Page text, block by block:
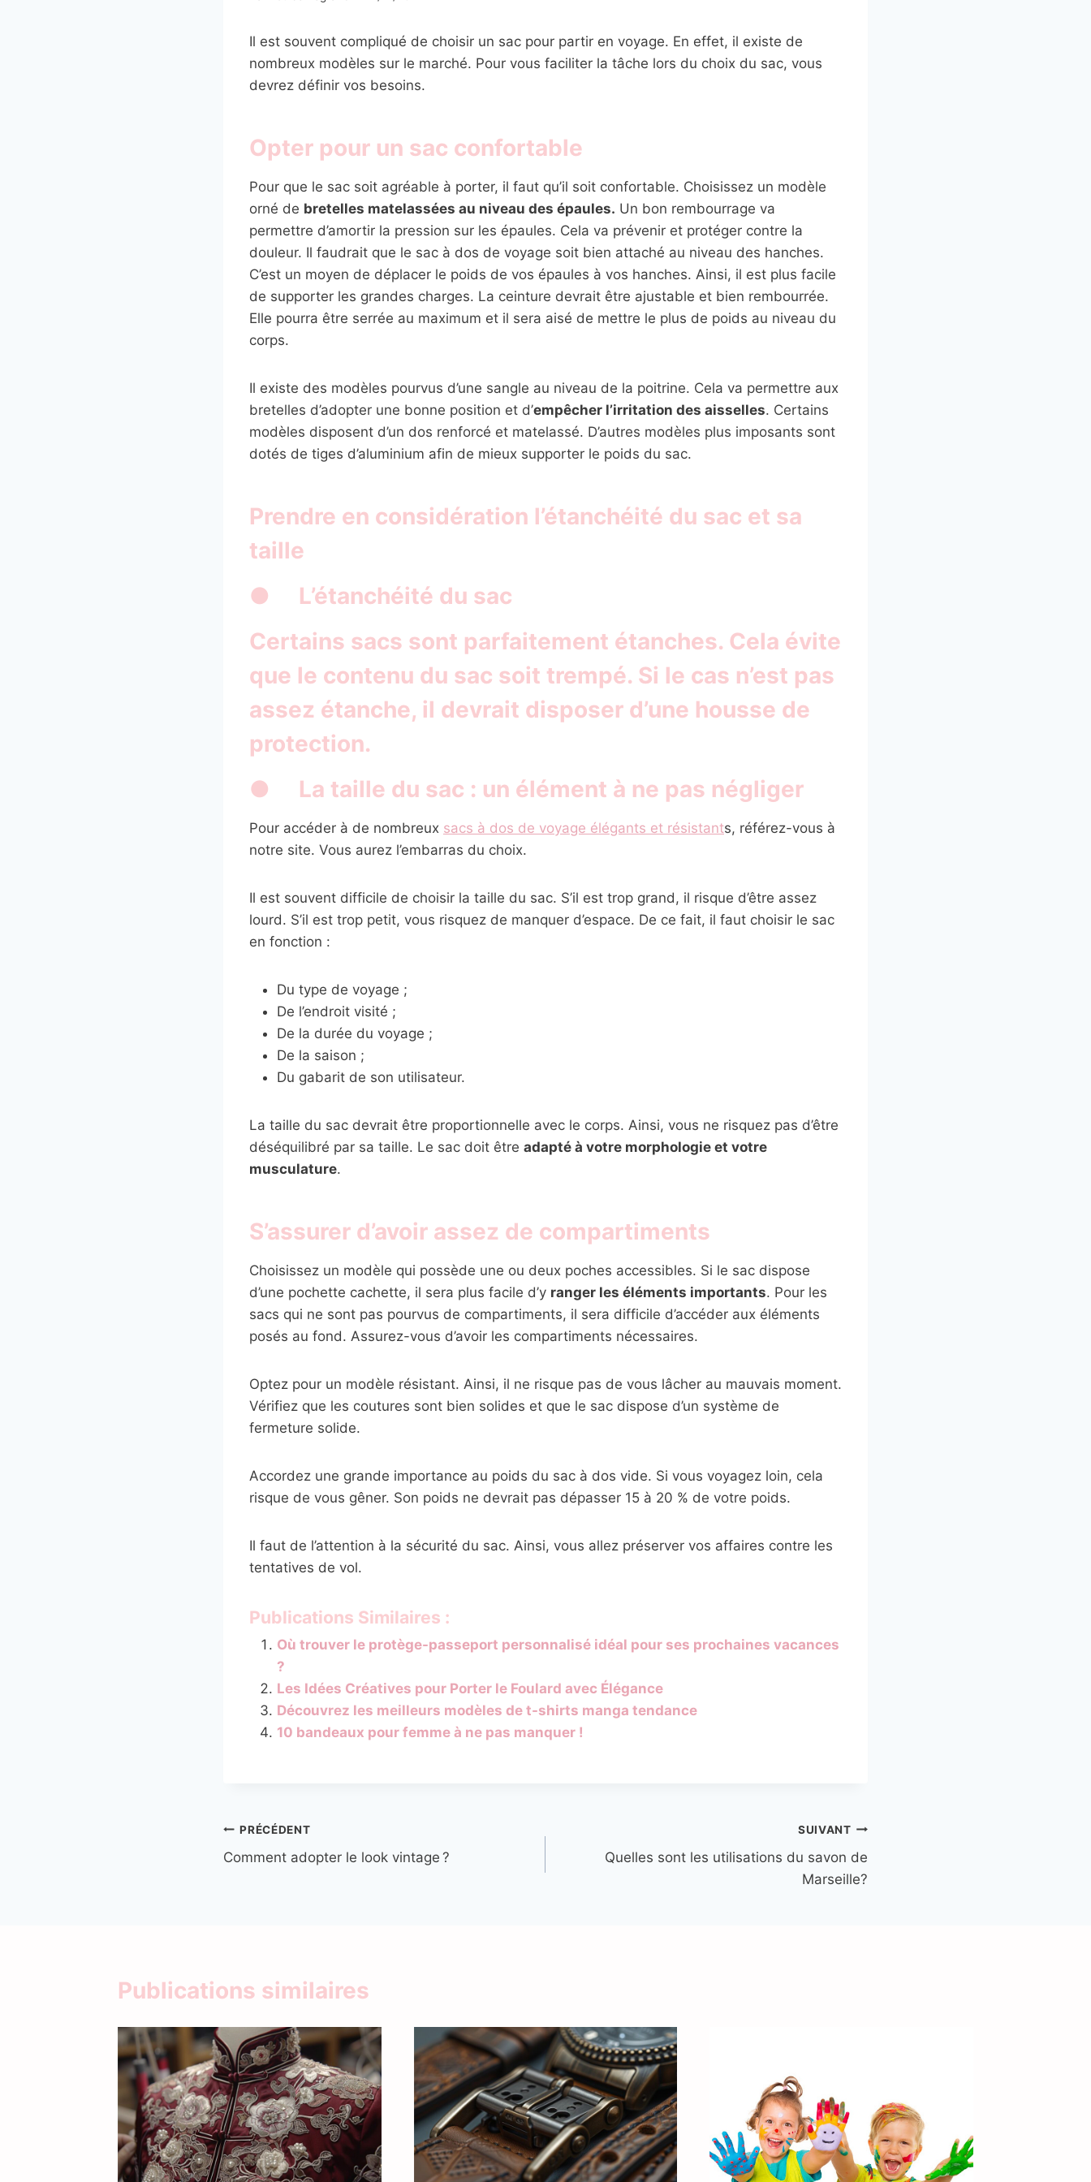
Il est souvent compliqué de choisir un sac pour partir en voyage. En effet, il existe de
nombreux modèles sur le marché. Pour vous faciliter la tâche lors du choix du sac, vous
devrez définir vos besoins.
Opter pour un sac confortable
Pour que le sac soit agréable à porter, il faut qu’il soit confortable. Choisissez un modèle
orné de bretelles matelassées au niveau des épaules. Un bon rembourrage va
permettre d’amortir la pression sur les épaules. Cela va prévenir et protéger contre la
douleur. Il faudrait que le sac à dos de voyage soit bien attaché au niveau des hanches.
C’est un moyen de déplacer le poids de vos épaules à vos hanches. Ainsi, il est plus facile
de supporter les grandes charges. La ceinture devrait être ajustable et bien rembourrée.
Elle pourra être serrée au maximum et il sera aisé de mettre le plus de poids au niveau du
corps.
Il existe des modèles pourvus d’une sangle au niveau de la poitrine. Cela va permettre aux
bretelles d’adopter une bonne position et d’empêcher l’irritation des aisselles. Certains
modèles disposent d’un dos renforcé et matelassé. D’autres modèles plus imposants sont
dotés de tiges d’aluminium afin de mieux supporter le poids du sac.
Prendre en considération l’étanchéité du sac et sa
taille
● L’étanchéité du sac
Certains sacs sont parfaitement étanches. Cela évite
que le contenu du sac soit trempé. Si le cas n’est pas
assez étanche, il devrait disposer d’une housse de
protection.
● La taille du sac : un élément à ne pas négliger
Pour accéder à de nombreux sacs à dos de voyage élégants et résistants, référez-vous à
notre site. Vous aurez l’embarras du choix.
Il est souvent difficile de choisir la taille du sac. S’il est trop grand, il risque d’être assez
lourd. S’il est trop petit, vous risquez de manquer d’espace. De ce fait, il faut choisir le sac
en fonction :
Du type de voyage ;
De l’endroit visité ;
De la durée du voyage ;
De la saison ;
Du gabarit de son utilisateur.
La taille du sac devrait être proportionnelle avec le corps. Ainsi, vous ne risquez pas d’être
déséquilibré par sa taille. Le sac doit être adapté à votre morphologie et votre
musculature.
S’assurer d’avoir assez de compartiments
Choisissez un modèle qui possède une ou deux poches accessibles. Si le sac dispose
d’une pochette cachette, il sera plus facile d’y ranger les éléments importants. Pour les
sacs qui ne sont pas pourvus de compartiments, il sera difficile d’accéder aux éléments
posés au fond. Assurez-vous d’avoir les compartiments nécessaires.
Optez pour un modèle résistant. Ainsi, il ne risque pas de vous lâcher au mauvais moment.
Vérifiez que les coutures sont bien solides et que le sac dispose d’un système de
fermeture solide.
Accordez une grande importance au poids du sac à dos vide. Si vous voyagez loin, cela
risque de vous gêner. Son poids ne devrait pas dépasser 15 à 20 % de votre poids.
Il faut de l’attention à la sécurité du sac. Ainsi, vous allez préserver vos affaires contre les
tentatives de vol.
Publications Similaires :
Où trouver le protège-passeport personnalisé idéal pour ses prochaines vacances
?
Les Idées Créatives pour Porter le Foulard avec Élégance
Découvrez les meilleurs modèles de t-shirts manga tendance
10 bandeaux pour femme à ne pas manquer !
Navigation
de
PRÉCÉDENT
Comment adopter le look vintage ?
SUIVANT
Quelles sont les utilisations du savon de
Marseille?
Publications similaires